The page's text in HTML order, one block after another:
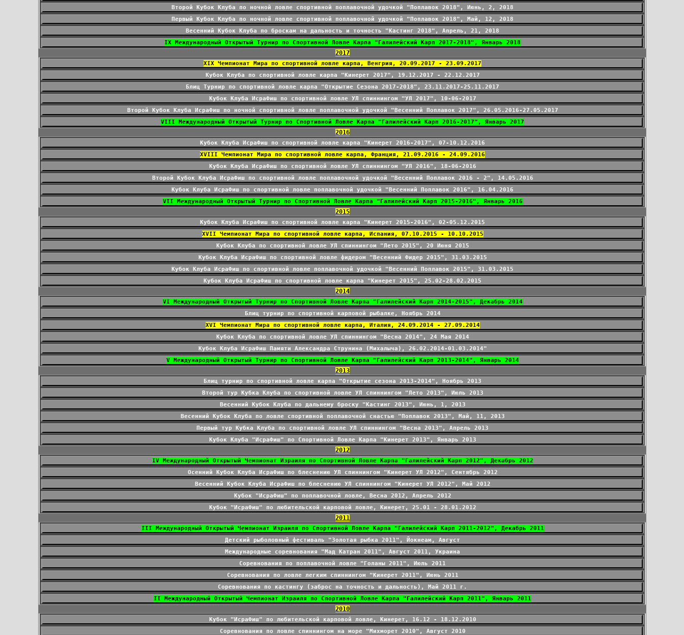
Второй Кубок Клуба по ночной ловле спортивной поплавочной удочкой "Поплавок 2018", Июнь, 2, 2018
Первый Кубок Клуба по ночной ловле спортивной поплавочной удочкой "Поплавок 2018", Май, 12, 2018
Весенний Кубок Клуба по броскам на дальность и точность "Кастинг 2018", Апрель, 21, 2018
IX Международный Открытый Турнир по Спортивной Ловле Карпа "Галилейский Карп 2017-2018", Январь 2018
2017
XIX Чемпионат Мира по спортивной ловле карпа, Венгрия, 20.09.2017 - 23.09.2017
Кубок Клуба по спортивной ловле карпа "Кинерет 2017", 19.12.2017 - 22.12.2017
Блиц Турнир по спортивной ловле карпа "Открытие Сезона 2017-2018", 23.11.2017-25.11.2017
Кубок Клуба ИсраФиш по спортивной ловле УЛ спиннингом "УЛ 2017", 10-06-2017
Второй Кубок Клуба ИсраФиш по ночной спортивной ловле поплавочной удочкой "Весенний Поплавок 2017", 26.05.2016-27.05.2017
VIII Международный Открытый Турнир по Спортивной Ловле Карпа "Галилейский Карп 2016-2017", Январь 2017
2016
Кубок Клуба ИсраФиш по спортивной ловле карпа "Кинерет 2016-2017", 07-10.12.2016
XVIII Чемпионат Мира по спортивной ловле карпа, Франция, 21.09.2016 - 24.09.2016
Кубок Клуба ИсраФиш по спортивной ловле УЛ спиннингом "УЛ 2016", 18-06-2016
Второй Кубок Клуба ИсраФиш по спортивной ловле поплавочной удочкой "Весенний Поплавок 2016 - 2", 14.05.2016
Кубок Клуба ИсраФиш по спортивной ловле поплавочной удочкой "Весенний Поплавок 2016", 16.04.2016
VII Международный Открытый Турнир по Спортивной Ловле Карпа "Галилейский Карп 2015-2016", Январь 2016
2015
Кубок Клуба ИсраФиш по спортивной ловле карпа "Кинерет 2015-2016", 02-05.12.2015
XVII Чемпионат Мира по спортивной ловле карпа, Испания, 07.10.2015 - 10.10.2015
Кубок Клуба по спортивной ловле УЛ спиннингом "Лето 2015", 20 Июня 2015
Кубок Клуба ИсраФиш по спортивной ловле фидером "Весенний Фидер 2015", 31.03.2015
Кубок Клуба ИсраФиш по спортивной ловле поплавочной удочкой "Весенний Поплавок 2015", 31.03.2015
Кубок Клуба ИсраФиш по спортивной ловле карпа "Кинерет 2015", 25.02-28.02.2015
2014
VI Международный Открытый Турнир по Спортивной Ловле Карпа "Галилейский Карп 2014-2015", Декабрь 2014
Блиц турнир по спортивной карповой рыбалке, Ноябрь 2014
XVI Чемпионат Мира по спортивной ловле карпа, Италия, 24.09.2014 - 27.09.2014
Кубок Клуба по спортивной ловле УЛ спиннингом "Весна 2014", 24 Мая 2014
Кубок Клуба ИсраФиш Памяти Александра Струнина (Михалыча), 26.02.2014-01.03.2014"
V Международный Открытый Турнир по Спортивной Ловле Карпа "Галилейский Карп 2013-2014", Январь 2014
2013
Блиц турнир по спортивной ловле карпа "Открытие сезона 2013-2014", Ноябрь 2013
Второй тур Кубка Клуба по спортивной ловле УЛ спиннингом "Лето 2013", Июль 2013
Весенний Кубок Клуба по дальнему броску "Кастинг 2013", Июнь, 1, 2013
Весенний Кубок Клуба по ловле спортивной поплавочной снастью "Поплавок 2013", Май, 11, 2013
Первый тур Кубка Клуба по спортивной ловле УЛ спиннингом "Весна 2013", Апрель 2013
Кубок Клуба "ИсраФиш" по Спортивной Ловле Карпа "Кинерет 2013", Январь 2013
2012
IV Международный Открытый Чемпионат Израиля по Спортивной Ловле Карпа "Галилейский Карп 2012", Декабрь 2012
Осенний Кубок Клуба ИсраФиш по блеснению УЛ спиннингом "Кинерет УЛ 2012", Сентябрь 2012
Весенний Кубок Клуба ИсраФиш по блеснению УЛ спиннингом "Кинерет УЛ 2012", Май 2012
Кубок "ИсраФиш" по поплавочной ловле, Весна 2012, Апрель 2012
Кубок "ИсраФиш" по любительской карповой ловле, Кинерет, 25.01 - 28.01.2012
2011
III Международный Открытый Чемпионат Израиля по Спортивной Ловле Карпа "Галилейский Карп 2011-2012", Декабрь 2011
Детский рыболовный фестиваль "Золотая рыбка 2011", Йокнеам, Август
Международные соревнования "Мад Катран 2011", Август 2011, Украина
Соревнования по поплавочной ловле "Голаны 2011", Июль 2011
Соревнования по ловле легким спиннингом "Кинерет 2011", Июнь 2011
Соревнования по кастингу (заброс на точность и дальность), Май 2011 г.
II Международный Открытый Чемпионат Израиля по Спортивной Ловле Карпа "Галилейский Карп 2011", Январь 2011
2010
Кубок "ИсраФиш" по любительской карповой ловле, Кинерет, 16.12 - 18.12.2010
Соревнования по ловле спиннингом на море "Михморет 2010", Август 2010